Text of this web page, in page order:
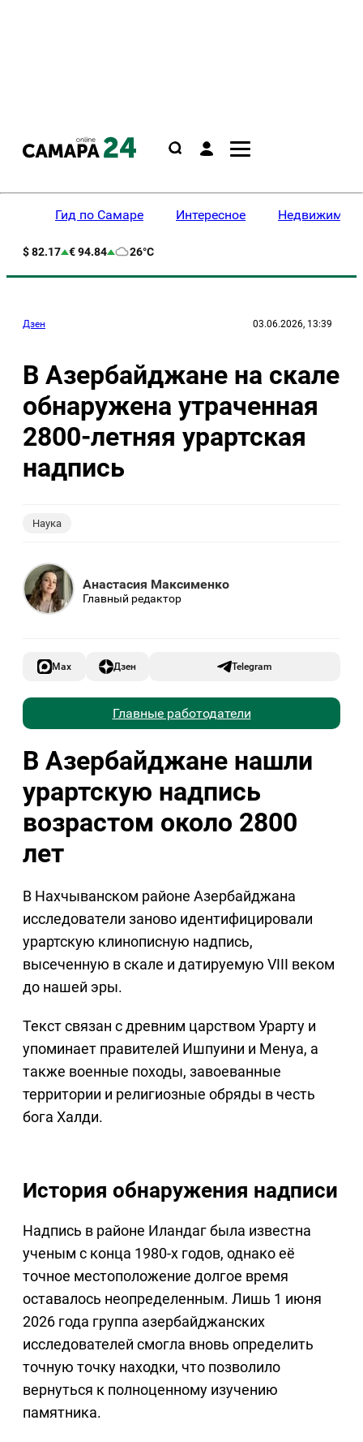
Гид по Самаре Интересное
$ 82.17 € 94.84 26°C
Дзен 03.06.2026, 13:39
В Азербайджане на скале
обнаружена утраченная
2800-летняя урартская
надпись
Наука
Анастасия Максименко
Главный редактор
Max Дзен Telegram
Главные работодатели
В Азербайджане нашли
урартскую надпись
возрастом около 2800
лет
В Нахчыванском районе Азербайджана
исследователи заново идентифицировали
урартскую клинописную надпись,
высеченную в скале и датируемую VIII веком
до нашей эры.
Текст связан с древним царством Урарту и
упоминает правителей Ишпуини и Менуа, а
также военные походы, завоеванные
территории и религиозные обряды в честь
бога Халди.
История обнаружения надписи
Надпись в районе Иландаг была известна
ученым с конца 1980-х годов, однако её
точное местоположение долгое время
оставалось неопределенным. Лишь 1 июня
2026 года группа азербайджанских
исследователей смогла вновь определить
точную точку находки, что позволило
вернуться к полноценному изучению
памятника.